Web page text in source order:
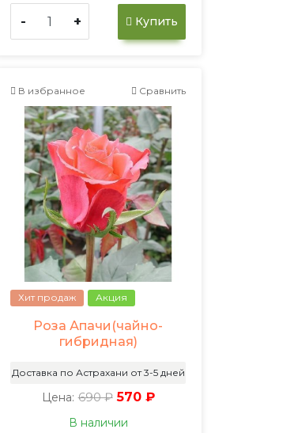
- + Купить
В избранное Сравнить
Хит продаж Акция
Роза Апачи(чайно-
гибридная)
Доставка по Астрахани от 3-5 дней
Цена: 690 ₽ 570 ₽
В наличии